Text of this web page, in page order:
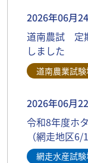
2026年06月
道南農試 定
しました
道南農業試
2026年06月
令和8年度ホ
（網走地区
網走水産試